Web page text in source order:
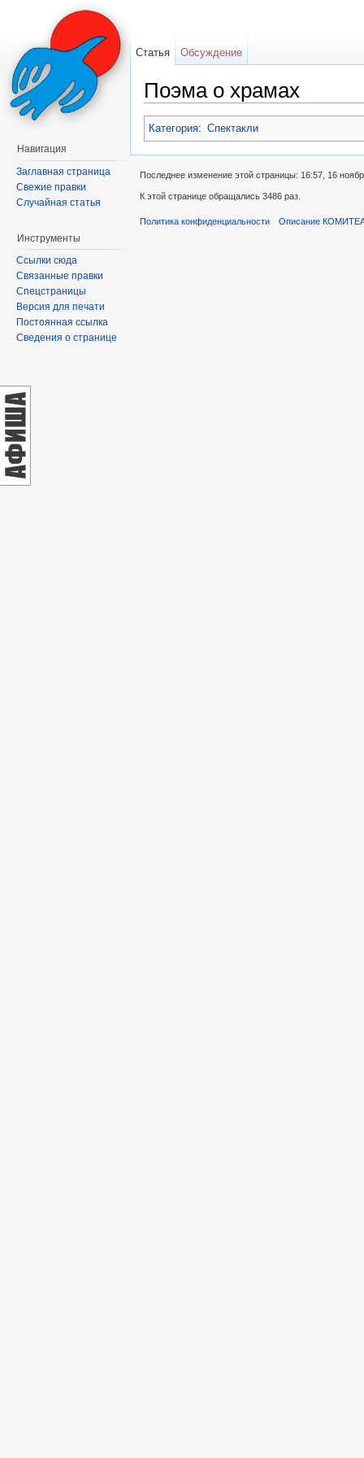
Поэма о храмах
Категория: Спектакли
Статья Обсуждение
Навигация
Заглавная страница
Свежие правки
Случайная статья
Инструменты
Ссылки сюда
Связанные правки
Спецстраницы
Версия для печати
Постоянная ссылка
Сведения о странице
Последнее изменение этой страницы: 16:57, 16
К этой странице обращались 3486 раз.
Политика конфиденциальности Описание